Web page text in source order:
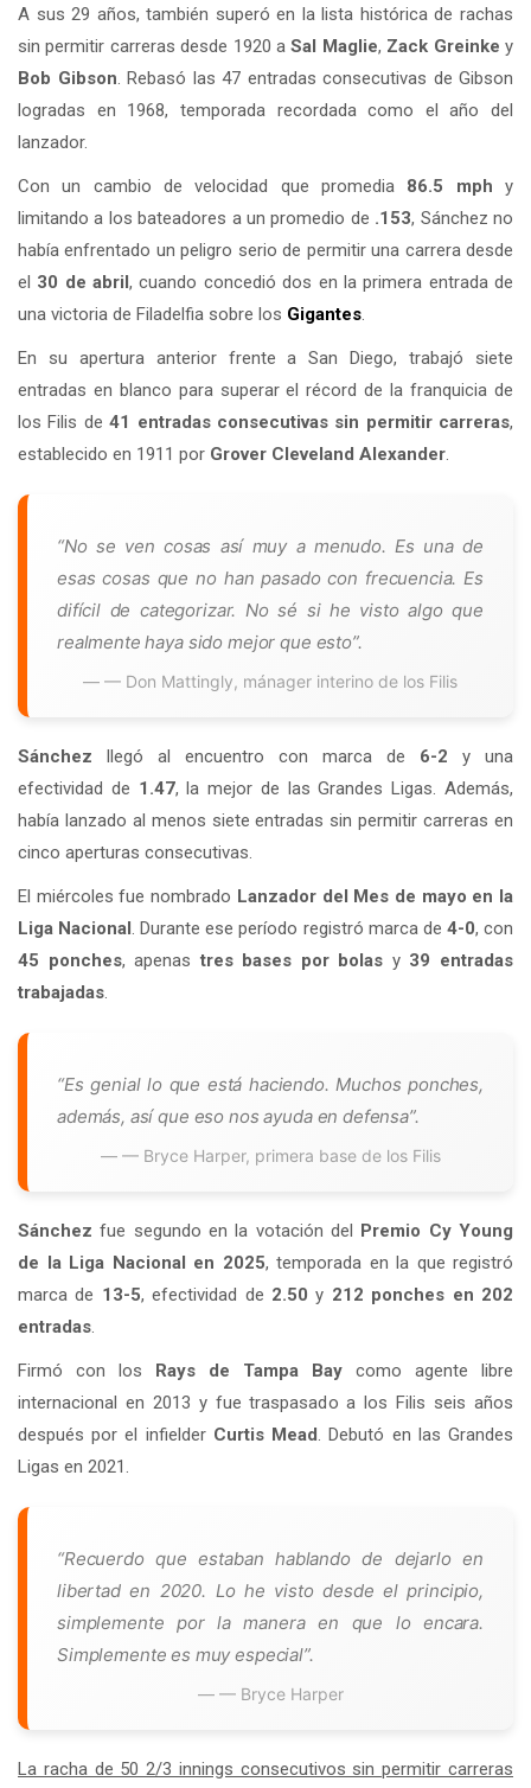
A sus 29 años, también superó en la lista histórica de rachas
sin permitir carreras desde 1920 aSal Maglie, Zack Greinke y
Bob Gibson. Rebasó las 47 entradas consecutivas de Gibson
logradas en 1968, temporada recordada como el año del
lanzador.
Con un cambio de velocidad que promedia 86.5 mph y
limitando a los bateadores a un promedio de .153, Sánchez no
había enfrentado un peligro serio de permitir una carrera desde
el 30 de abril, cuando concedió dos en la primera entrada de
una victoria de Filadelfia sobre los Gigantes.
En su apertura anterior frente a San Diego, trabajó siete
entradas en blanco para superar el récord de la franquicia de
los Filis de41 entradas consecutivas sin permitir carreras,
establecido en 1911 por Grover Cleveland Alexander.
“No se ven cosas así muy a menudo. Es una de
esas cosas que no han pasado con frecuencia. Es
difícil de categorizar. No sé si he visto algo que
realmente haya sido mejor que esto”.
— Don Mattingly, mánager interino de los Filis
Sánchez llegó al encuentro con marca de 6-2 y una
efectividad de 1.47, la mejor de las Grandes Ligas. Además,
había lanzado al menos siete entradas sin permitir carreras en
cinco aperturas consecutivas.
El miércoles fue nombrado Lanzador del Mes de mayo en la
Liga Nacional. Durante ese período registró marca de 4-0, con
45 ponches, apenas tres bases por bolas y 39 entradas
trabajadas.
“Es genial lo que está haciendo. Muchos ponches,
además, así que eso nos ayuda en defensa”.
— Bryce Harper, primera base de los Filis
Sánchez fue segundo en la votación del Premio Cy Young
de la Liga Nacional en 2025, temporada en la que registró
marca de 13-5, efectividad de 2.50 y 212 ponches en 202
entradas.
Firmó con los Rays de Tampa Bay como agente libre
internacional en 2013 y fue traspasado a los Filis seis años
después por el infielder Curtis Mead. Debutó en las Grandes
Ligas en 2021.
“Recuerdo que estaban hablando de dejarlo en
libertad en 2020. Lo he visto desde el principio,
simplemente por la manera en que lo encara.
Simplemente es muy especial”.
— Bryce Harper
La racha de 50 2/3 innings consecutivos sin permitir carreras